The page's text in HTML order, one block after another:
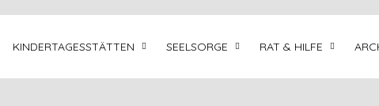
KINDERTAGESSTÄTTEN SEELSORGE RAT & HILFE